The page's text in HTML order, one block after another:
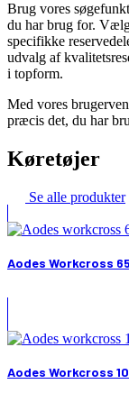
Brug vores
du har brug for.
specifikke
udvalg af
i topform.
Med vores
præcis det, du har
Køretøjer
Se alle produkter
Aodes Workcross
Aodes Workcross